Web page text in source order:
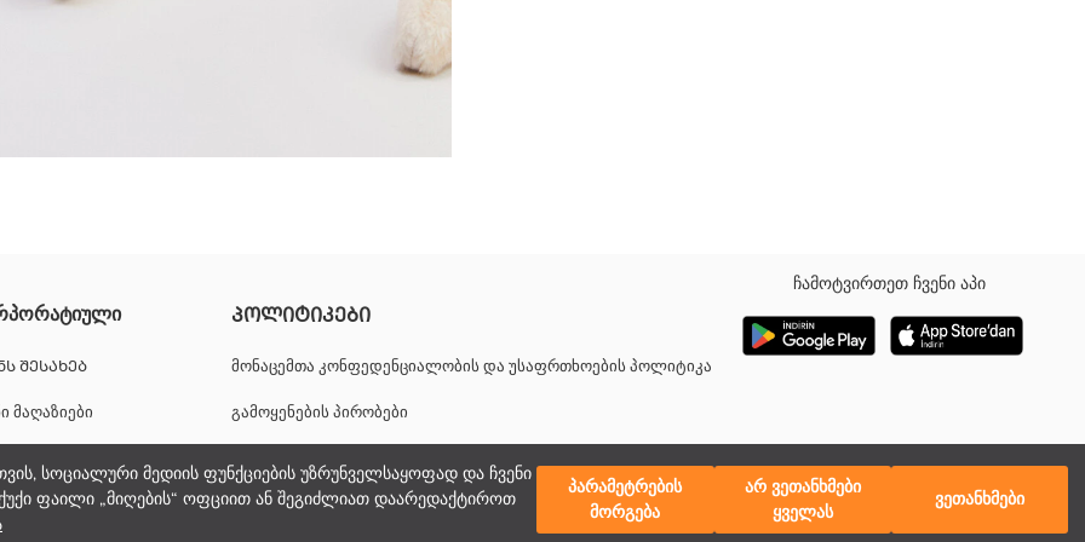
სოციალური მედიის ფუნქციების უზრუნველსაყოფად და ჩვენი
ფაილი „მიღების“ ოფციით ან შეგიძლიათ დაარედაქტიროთ
პარამეტრების
მორგება
არ ვეთანხმები
ყველას
ვეთანხმები
ეს ზოლიანი Baby Girls' კომბინიზონი კომფორტს უზრუნველყოფს თბილ ამინდში. მისი მსუბუქი დიზაინი იდეალურია ზაფხულის
ᲨᲔᲡᲐᲮᲔᲑ
მაღაზიები
მხარდაჭერა
ᲞᲝᲚᲘᲢᲘᲙᲔᲑᲘ
მონაცემთა კონფედენციალობის და უსაფრთხოების პოლიტიკა
გამოყენების პირობები
ჩამოტვირთეთ ჩვენი აპი